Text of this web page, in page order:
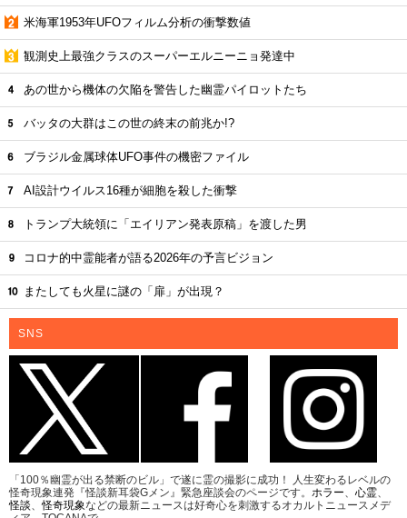
米海軍1953年UFOフィルム分析の衝撃数値
観測史上最強クラスのスーパーエルニーニョ発達中
あの世から機体の欠陥を警告した幽霊パイロットたち
バッタの大群はこの世の終末の前兆か!?
ブラジル金属球体UFO事件の機密ファイル
AI設計ウイルス16種が細胞を殺した衝撃
トランプ大統領に「エイリアン発表原稿」を渡した男
コロナ的中霊能者が語る2026年の予言ビジョン
またしても火星に謎の「扉」が出現？
SNS
「100％幽霊が出る禁断のビル」で遂に霊の撮影に成功！ 人生変わるレベルの
怪奇現象連発『怪談新耳袋Gメン』緊急座談会のページです。 ホラー、 心霊、
怪談、怪奇現象などの最新ニュースは好奇心を刺激するオカルトニュースメデ